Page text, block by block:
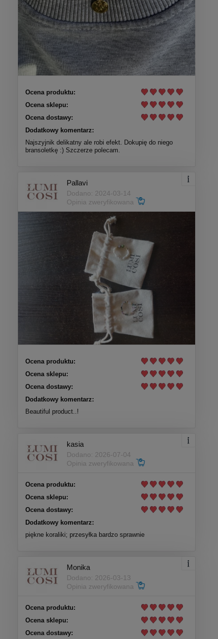
Ocena produktu:
Ocena sklepu:
Ocena dostawy:
Dodatkowy komentarz:
Najszyjnik delikatny ale robi efekt. Dokupię do niego
bransoletkę :) Szczerze polecam.
Pallavi
Dodano: 2024-03-14
Opinia zweryfikowana
Ocena produktu:
Ocena sklepu:
Ocena dostawy:
Dodatkowy komentarz:
Beautiful product..!
kasia
Dodano: 2026-07-04
Opinia zweryfikowana
Ocena produktu:
Ocena sklepu:
Ocena dostawy:
Dodatkowy komentarz:
piękne koraliki; przesyłka bardzo sprawnie
Monika
Dodano: 2026-03-13
Opinia zweryfikowana
Ocena produktu:
Ocena sklepu:
Ocena dostawy: